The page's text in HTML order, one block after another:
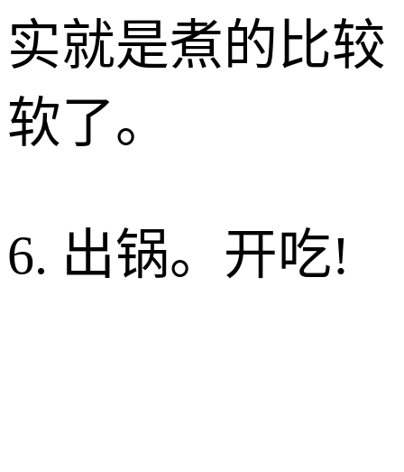
实就是煮的比较
软了。
6. 出锅。开吃!